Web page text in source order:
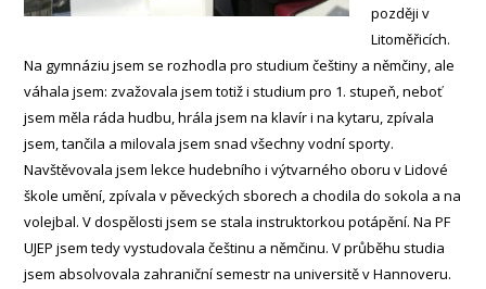
později v
Litoměřicích.
Na gymnáziu jsem se rozhodla pro studium češtiny a němčiny, ale
váhala jsem: zvažovala jsem totiž i studium pro 1. stupeň, neboť
jsem měla ráda hudbu, hrála jsem na klavír i na kytaru, zpívala
jsem, tančila a milovala jsem snad všechny vodní sporty.
Navštěvovala jsem lekce hudebního i výtvarného oboru v Lidové
škole umění, zpívala v pěveckých sborech a chodila do sokola a na
volejbal. V dospělosti jsem se stala instruktorkou potápění. Na PF
UJEP jsem tedy vystudovala češtinu a němčinu. V průběhu studia
jsem absolvovala zahraniční semestr na universitě v Hannoveru.